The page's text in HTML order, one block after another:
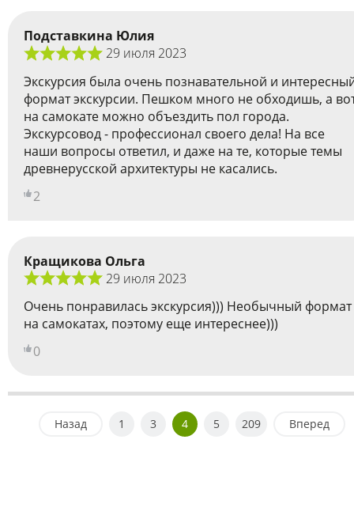
Подставкина Юлия
29 июля 2023
Экскурсия была очень познавательной и
формат экскурсии. Пешком много не обходишь, а
на самокате можно объездить пол города.
Экскурсовод - профессионал своего дела! На все
наши вопросы ответил, и даже на те, которые темы
древнерусской архитектуры не касались.
2
Кращикова Ольга
29 июля 2023
Очень понравилась экскурсия))) Необычный формат
на самокатах, поэтому еще интереснее)))
0
Назад 1 3 4 5 209 Вперед